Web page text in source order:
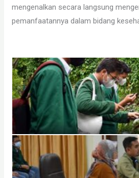
mengenalkan secara langsung
pemanfaatannya dalam bidang